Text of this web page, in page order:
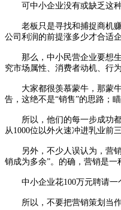
可中小企业没有或缺乏这种
老板只是寻找和捕捉商机赚
公司利润的前提涨多少才合适
那么，中小民营企业要想生
究市场属性、消费者动机、行
大家都很羡慕蒙牛，那蒙牛
告，这绝不是“销售”的思路；
所以，他们的每一步成功都
从1000位以外火速冲进乳业前
另外，不少人误认为，营销
销成为多余”。的确，营销是一
中小企业花100万元聘请一个
所以，不要把营销策划当作